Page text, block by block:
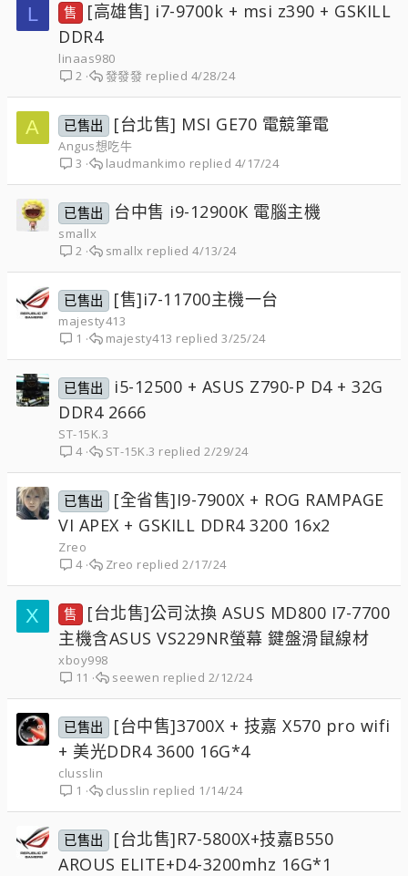
L 售
[高雄售] i7-9700k + msi z390 + GSKILL
DDR4
linaas980
2
4/28/24
發發發
A 已售出 [台北售] MSI GE70 電競筆電
Angus想吃牛
3
4/17/24
laudmankimo
已售出 台中售 i9-12900K 電腦主機
smallx
2
4/13/24
smallx
已售出 [售]i7-11700主機一台
majesty413
1
3/25/24
majesty413
已售出
i5-12500 + ASUS Z790-P D4 + 32G
DDR4 2666
ST-15K.3
4
2/29/24
ST-15K.3
已售出
[全省售]I9-7900X + ROG RAMPAGE
VI APEX + GSKILL DDR4 3200 16x2
Zreo
4
2/17/24
Zreo
X 售
[台北售]公司汰換 ASUS MD800 I7-7700
主機含ASUS VS229NR螢幕 鍵盤滑鼠線材
xboy998
11
2/12/24
seewen
已售出
[台中售]3700X + 技嘉 X570 pro wifi
+ 美光DDR4 3600 16G*4
clusslin
1
1/14/24
clusslin
已售出
[台北售]R7-5800X+技嘉B550
AROUS ELITE+D4-3200mhz 16G*1